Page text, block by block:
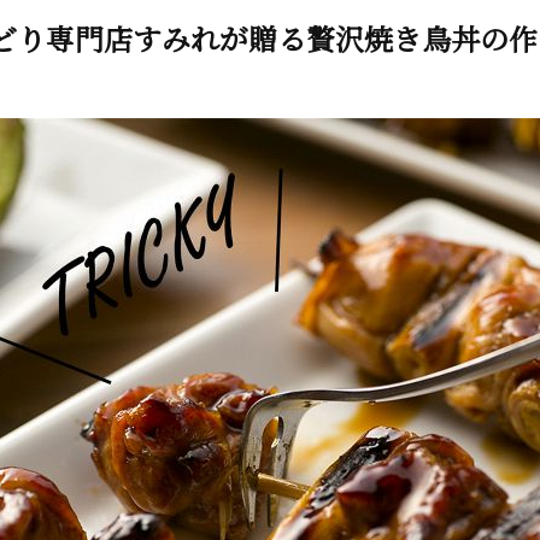
り専門店すみれが贈る贅沢焼き鳥丼の作